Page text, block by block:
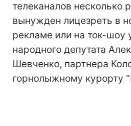
телеканалов несколько
вынужден лицезреть в
рекламе или на ток-шоу
народного депутата
Шевченко, партнера
горнолыжному курорту